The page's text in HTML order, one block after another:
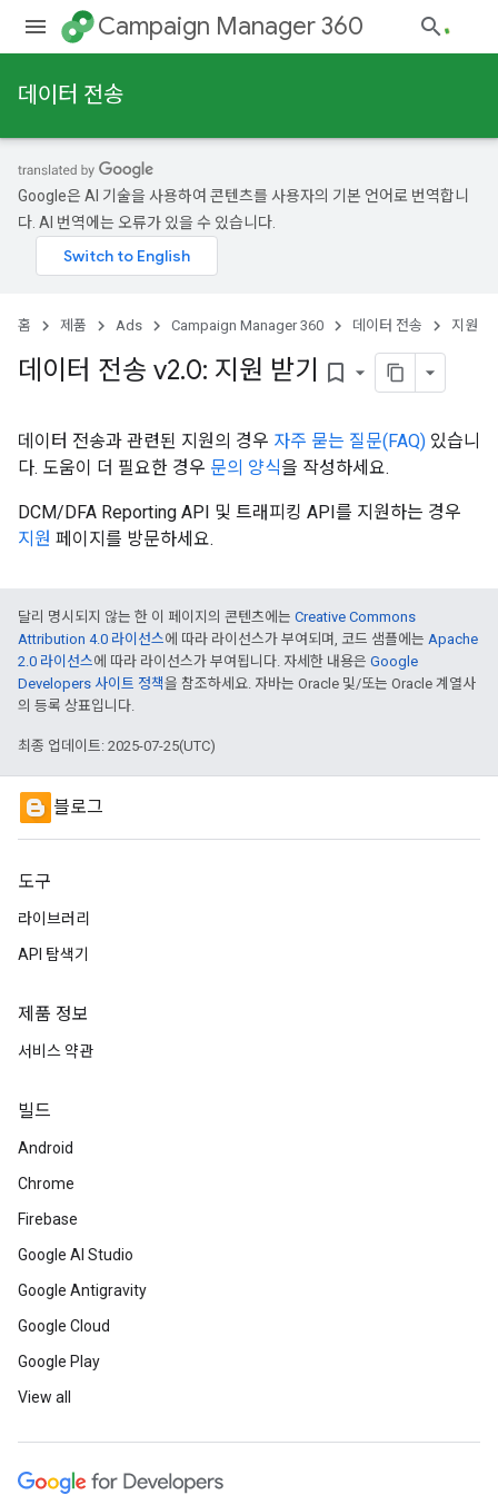
Campaign Manager 360
데이터 전송
Google은 AI 기술을 사용하여 콘텐츠를 사용자의 기본 언어로 번역합니
다. AI 번역에는 오류가 있을 수 있습니다.
홈 제품 Ads Campaign Manager 360 데이터 전송 지원
데이터 전송 v2.0: 지원 받기 bookmark_border
데이터 전송과 관련된 지원의 경우 자주 묻는 질문(FAQ) 있습니
다. 도움이 더 필요한 경우 문의 양식을 작성하세요.
DCM/DFA Reporting API 및 트래피킹 API를 지원하는 경우
지원 페이지를 방문하세요.
달리 명시되지 않는 한 이 페이지의 콘텐츠에는 Creative Commons
Attribution 4.0 라이선스에 따라 라이선스가 부여되며, 코드 샘플에는 Apache
2.0 라이선스에 따라 라이선스가 부여됩니다. 자세한 내용은 Google
Developers 사이트 정책을 참조하세요. 자바는 Oracle 및/또는 Oracle 계열사
의 등록 상표입니다.
최종 업데이트: 2025-07-25(UTC)
블로그
도구
라이브러리
API 탐색기
제품 정보
서비스 약관
빌드
Android
Chrome
Firebase
Google AI Studio
Google Antigravity
Google Cloud
Google Play
View all